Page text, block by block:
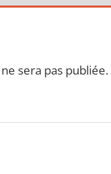
sera pas publiée.